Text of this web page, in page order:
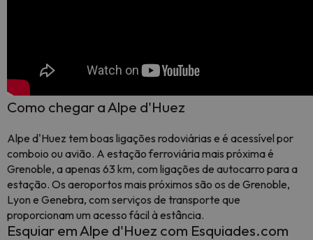
Como chegar a Alpe d'Huez
Alpe d'Huez tem boas ligações rodoviárias e é acessível por
comboio ou avião. A estação ferroviária mais próxima é
Grenoble, a apenas 63 km, com ligações de autocarro para a
estação. Os aeroportos mais próximos são os de Grenoble,
Lyon e Genebra, com serviços de transporte que
proporcionam um acesso fácil à estância.
Esquiar em Alpe d'Huez com Esquiades.com